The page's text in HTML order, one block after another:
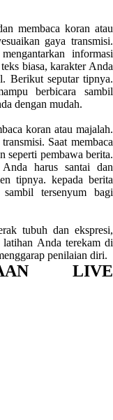
membaca koran atau
gaya transmisi.
informasi
biasa, karakter Anda
Berikut seputar tipnya.
berbicara sambil
dengan mudah.
koran atau majalah.
Saat membaca
seperti pembawa berita.
harus santai dan
tipnya. kepada berita
tersenyum bagi
tubuh dan ekspresi,
Anda terekam di
penilaian diri.
LIVE